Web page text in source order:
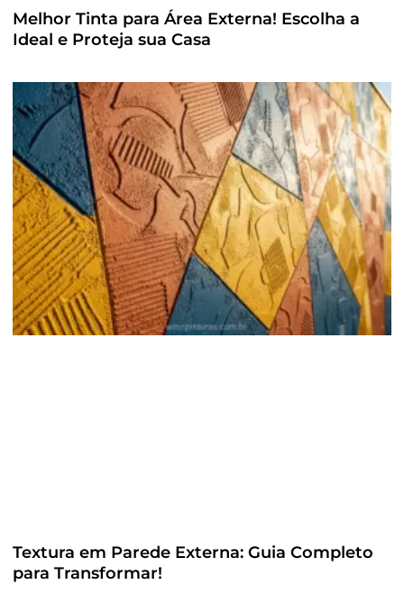
Melhor Tinta para Área Externa! Escolha a
Ideal e Proteja sua Casa
Textura em Parede Externa: Guia Completo
para Transformar!